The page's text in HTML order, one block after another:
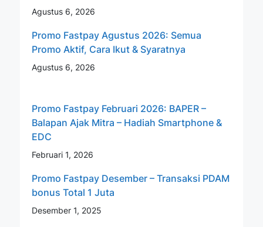
Agustus 6, 2026
Promo Fastpay Agustus 2026: Semua
Promo Aktif, Cara Ikut & Syaratnya
Agustus 6, 2026
Promo Fastpay Februari 2026: BAPER –
Balapan Ajak Mitra – Hadiah Smartphone &
EDC
Februari 1, 2026
Promo Fastpay Desember – Transaksi PDAM
bonus Total 1 Juta
Desember 1, 2025